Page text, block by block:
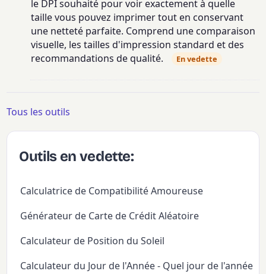
le DPI souhaité pour voir exactement à quelle
taille vous pouvez imprimer tout en conservant
une netteté parfaite. Comprend une comparaison
visuelle, les tailles d'impression standard et des
recommandations de qualité.
En vedette
Tous les outils
Outils en vedette:
Calculatrice de Compatibilité Amoureuse
Générateur de Carte de Crédit Aléatoire
Calculateur de Position du Soleil
Calculateur du Jour de l'Année - Quel jour de l'année